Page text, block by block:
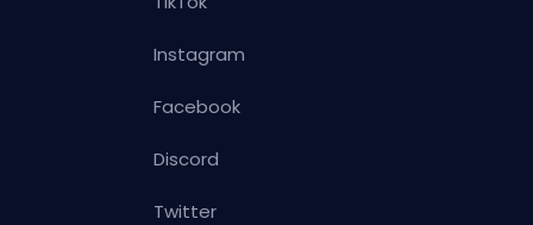
Instagram
Facebook
Discord
Twitter